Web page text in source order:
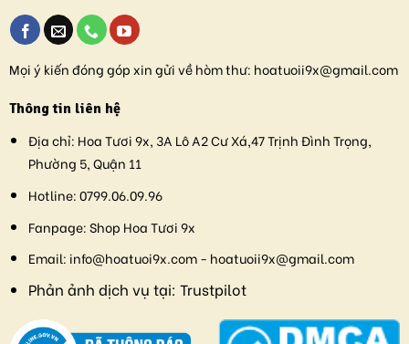
Mọi ý kiến đóng góp xin gửi về hòm thư: hoatuoii9x@gmail.com
Thông tin liên hệ
Địa chỉ: Hoa Tươi 9x, 3A Lô A2 Cư Xá,47 Trịnh Đình Trọng,
Phường 5, Quận 11
Hotline:0799.06.09.96
Fanpage:Shop Hoa Tươi 9x
Email: info@hoatuoi9x.com - hoatuoii9x@gmail.com
Phản ảnh dịch vụ tại: Trustpilot